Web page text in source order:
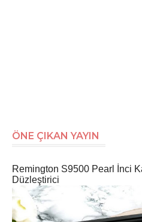
ÖNE ÇIKAN YAYIN
Remington S9500 Pearl İnci
Düzleştirici